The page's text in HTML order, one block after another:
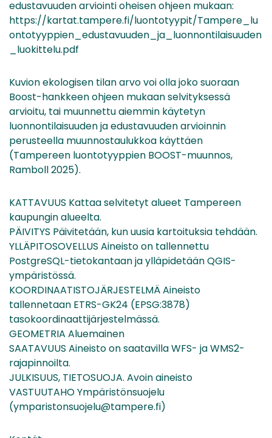
edustavuuden arviointi oheisen ohjeen mukaan:
https://kartat.tampere.fi/luontotyypit/Tampere_lu
ontotyyppien_edustavuuden_ja_luonnontilaisuuden
_luokittelu.pdf
Kuvion ekologisen tilan arvo voi olla joko suoraan
Boost-hankkeen ohjeen mukaan selvityksessä
arvioitu, tai muunnettu aiemmin käytetyn
luonnontilaisuuden ja edustavuuden arvioinnin
perusteella muunnostaulukkoa käyttäen
(Tampereen luontotyyppien BOOST-muunnos,
Ramboll 2025).
KATTAVUUS Kattaa selvitetyt alueet Tampereen
kaupungin alueelta.
PÄIVITYS Päivitetään, kun uusia kartoituksia tehdään.
YLLÄPITOSOVELLUS Aineisto on tallennettu
PostgreSQL-tietokantaan ja ylläpidetään QGIS-
ympäristössä.
KOORDINAATISTOJÄRJESTELMÄ Aineisto
tallennetaan ETRS-GK24 (EPSG:3878)
tasokoordinaattijärjestelmässä.
GEOMETRIA Aluemainen
SAATAVUUS Aineisto on saatavilla WFS- ja WMS2-
rajapinnoilta.
JULKISUUS, TIETOSUOJA. Avoin aineisto
VASTUUTAHO Ympäristönsuojelu
(ymparistonsuojelu@tampere.fi)